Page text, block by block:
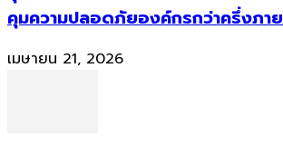
คุมความปลอดภัยองค์กรกว่าครึ่งภาย
เมษายน 21, 2026